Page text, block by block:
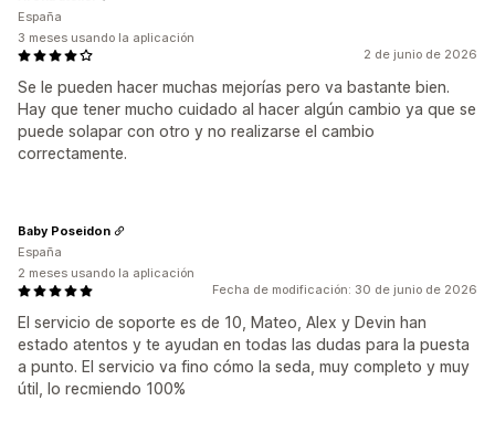
2 de junio de 2026
Se le pueden hacer muchas mejorías pero va bastante bien.
Hay que tener mucho cuidado al hacer algún cambio ya que se
puede solapar con otro y no realizarse el cambio
correctamente.
España
3 meses usando la aplicación
Fecha de modificación: 30 de junio de 2026
El servicio de soporte es de 10, Mateo, Alex y Devin han
estado atentos y te ayudan en todas las dudas para la puesta
a punto. El servicio va fino cómo la seda, muy completo y muy
útil, lo recmiendo 100%
Baby Poseidon
España
2 meses usando la aplicación